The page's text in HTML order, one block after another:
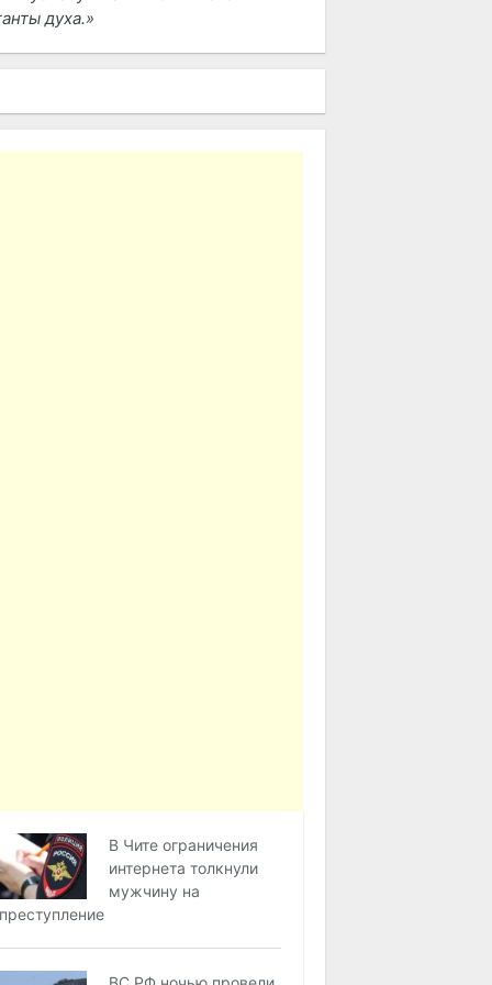
духа.
В Чите ограничения
интернета толкнули
мужчину на
преступление